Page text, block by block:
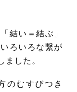
結い＝結ぶ」
ろいろな繋が
ました。
のむすびつき